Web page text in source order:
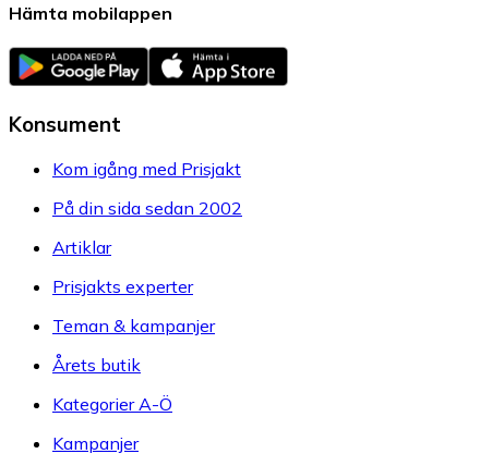
Hämta mobilappen
Konsument
Kom igång med Prisjakt
På din sida sedan 2002
Artiklar
Prisjakts experter
Teman & kampanjer
Årets butik
Kategorier A-Ö
Kampanjer